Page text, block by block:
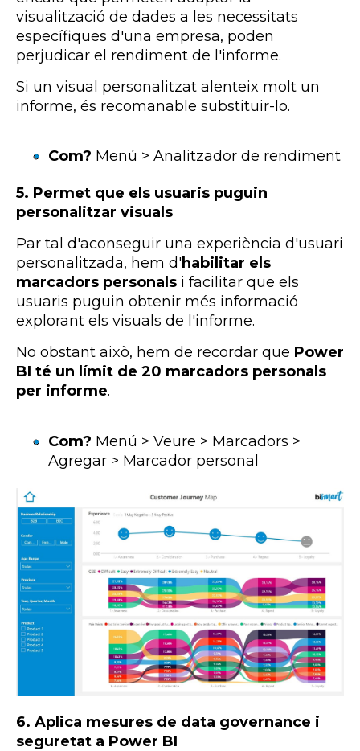
visualització de dades a les necessitats
específiques d'una empresa, poden
perjudicar el rendiment de l'informe.
Si un visual personalitzat alenteix molt un
informe, és recomanable substituir-lo.
Com? Menú > Analitzador de rendiment
5. Permet que els usuaris puguin
personalitzar visuals
Par tal d'aconseguir una experiència d'usuari
personalitzada, hem d'habilitar els
marcadors personals i facilitar que els
usuaris puguin obtenir més informació
explorant els visuals de l'informe.
No obstant això, hem de recordar que Power
BI té un límit de 20 marcadors personals
per informe.
Com? Menú > Veure > Marcadors >
Agregar > Marcador personal
6. Aplica mesures de data governance i
seguretat a Power BI